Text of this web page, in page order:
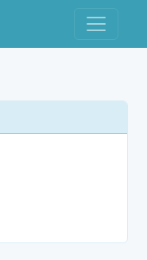
Toggle